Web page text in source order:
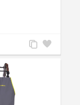
Lägg
till i
Lägg
till